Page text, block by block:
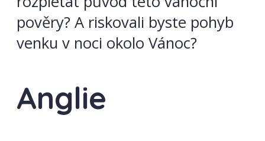
pověry? A riskovali byste pohyb
venku v noci okolo Vánoc?
Anglie